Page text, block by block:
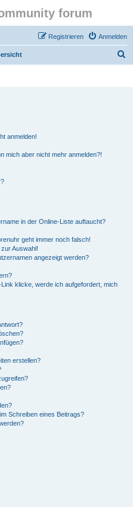
forum
Anmelden
Registrieren
anmelden!
mich aber nicht mehr anmelden?!
in der Online-Liste auftaucht?
geht immer noch falsch!
Auswahl!
angezeigt werden?
klicke, werde ich aufgefordert, mich
erstellen?
Schreiben eines Beitrags?